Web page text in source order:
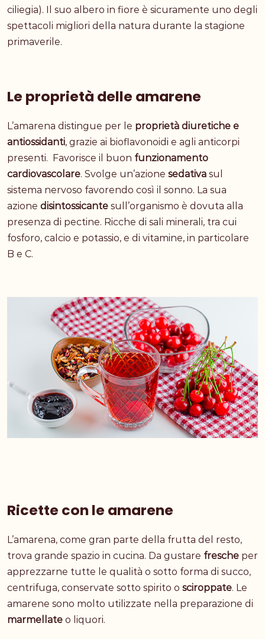
ciliegia). Il suo albero in fiore è sicuramente uno degli
spettacoli migliori della natura durante la stagione
primaverile.
Le proprietà delle amarene
L’amarena distingue per le proprietà diuretiche e
antiossidanti, grazie ai bioflavonoidi e agli anticorpi
presenti. Favorisce il buon funzionamento
cardiovascolare. Svolge un’azione sedativa sul
sistema nervoso favorendo così il sonno. La sua
azione disintossicante sull’organismo è dovuta alla
presenza di pectine. Ricche di sali minerali, tra cui
fosforo, calcio e potassio, e di vitamine, in particolare
B e C.
Ricette con le amarene
L’amarena, come gran parte della frutta del resto,
trova grande spazio in cucina. Da gustare fresche per
apprezzarne tutte le qualità o sotto forma di succo,
centrifuga, conservate sotto spirito o sciroppate. Le
amarene sono molto utilizzate nella preparazione di
marmellate o liquori.